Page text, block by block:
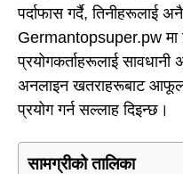
पर्दाफास गर्दै, तिनीहरूलाई
Germantopsuper.pw मा
प्रयोगकर्ताहरूलाई सावधानी
अनलाइन खतराहरूबाट
प्रयोग गर्न सल्लाह दिइन्छ।
सामग्रीको तालिका